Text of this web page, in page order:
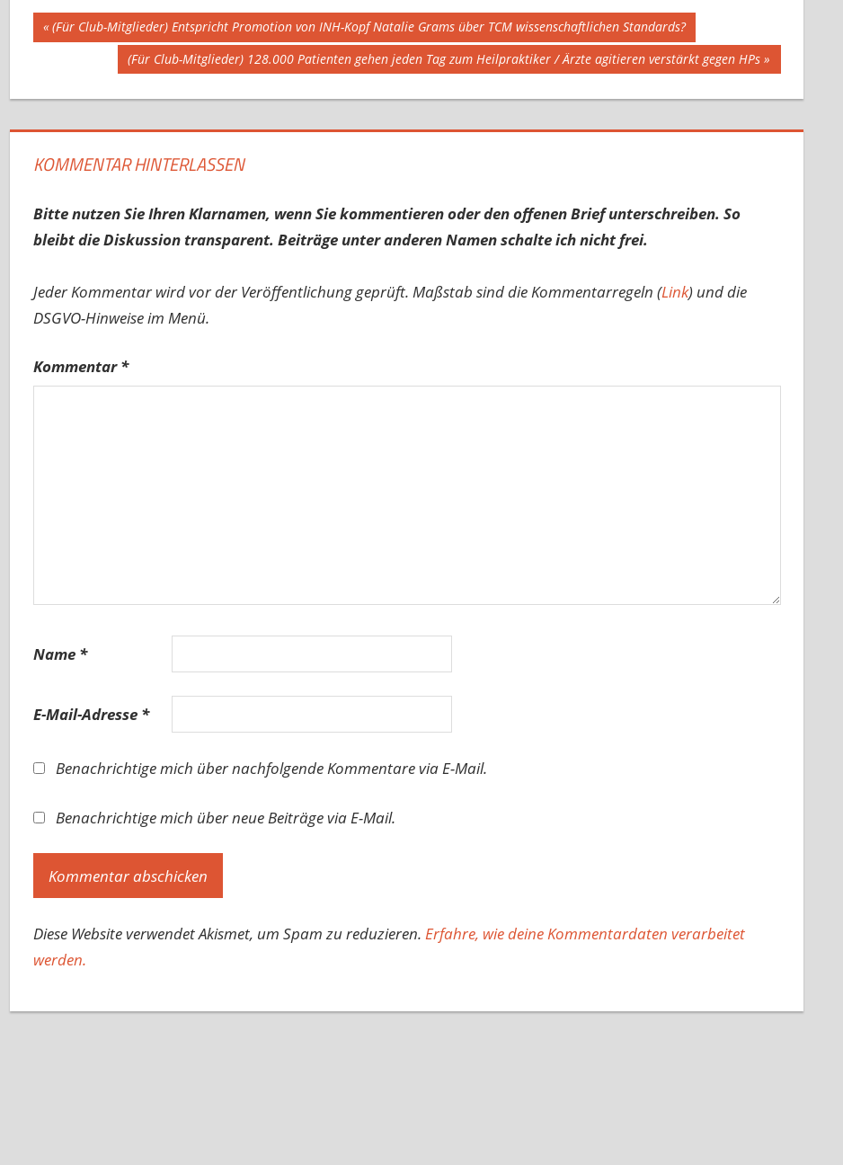
Beitragsnavigation
Vorheriger
Beitrag:
(Für Club-Mitglieder) Entspricht Promotion von INH-Kopf Natalie Grams über TCM wissenschaftlichen Standards?
Nächster
Beitrag:
(Für Club-Mitglieder) 128.000 Patienten gehen jeden Tag zum Heilpraktiker / Ärzte agitieren verstärkt gegen HPs
KOMMENTAR HINTERLASSEN
Bitte nutzen Sie Ihren Klarnamen, wenn Sie kommentieren oder den offenen Brief unterschreiben. So
bleibt die Diskussion transparent. Beiträge unter anderen Namen schalte ich nicht frei.
Jeder Kommentar wird vor der Veröffentlichung geprüft. Maßstab sind die Kommentarregeln (Link) und die
DSGVO-Hinweise im Menü.
Kommentar*
Name *
E-Mail-Adresse *
Benachrichtige mich über nachfolgende Kommentare via E-Mail.
Benachrichtige mich über neue Beiträge via E-Mail.
Diese Website verwendet Akismet, um Spam zu reduzieren. Erfahre, wie deine Kommentardaten verarbeitet
werden.